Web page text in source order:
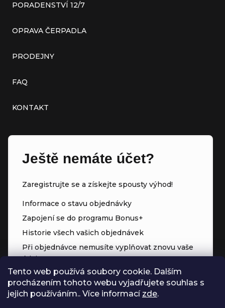
Tento web používá soubory cookie. Dalším
procházením tohoto webu vyjadřujete souhlas s
jejich používáním.. Více informací zde.
PORADENSTVÍ 12/7
OPRAVA ČERPADLA
PRODEJNY
FAQ
KONTAKT
Ještě nemáte účet?
Zaregistrujte se a získejte spousty výhod!
Informace o stavu objednávky
Zapojení se do programu Bonus+
Historie všech vašich objednávek
Při objednávce nemusíte vyplňovat znovu vaše
údaje
Přednostní přístup ke slevám
Body za každý nákup